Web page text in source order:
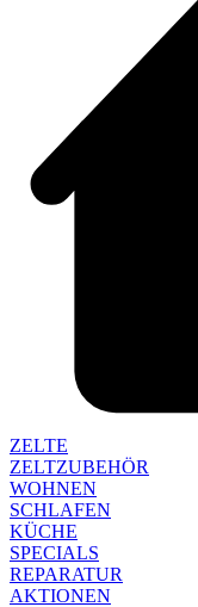
ZELTE
ZELTZUBEHÖR
WOHNEN
SCHLAFEN
KÜCHE
SPECIALS
REPARATUR
AKTIONEN